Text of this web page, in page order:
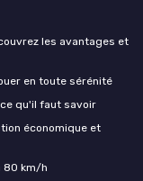
les avantages et
en toute sérénité
qu'il faut savoir
économique et
80 km/h